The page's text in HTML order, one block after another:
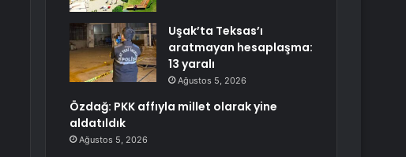
Uşak’ta Teksas’ı
aratmayan hesaplaşma:
13 yaralı
Ağustos 5, 2026
Özdağ: PKK affıyla millet olarak yine
aldatıldık
Ağustos 5, 2026